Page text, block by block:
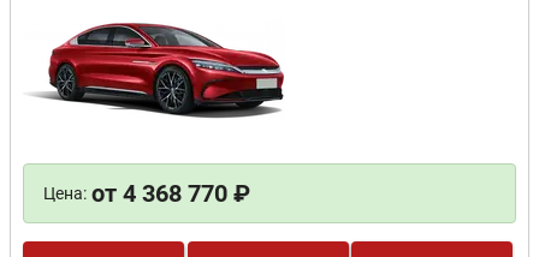
Цена: от 4 368 770 ₽